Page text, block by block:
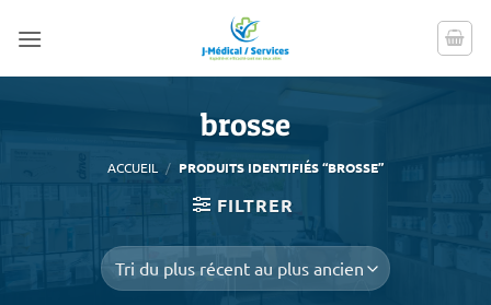
brosse
ACCUEIL / PRODUITS IDENTIFIÉS “BROSSE”
FILTRER